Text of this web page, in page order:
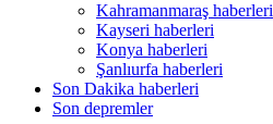
Kahramanmaraş haberleri
Kayseri haberleri
Konya haberleri
Şanlıurfa haberleri
Son Dakika haberleri
Son depremler